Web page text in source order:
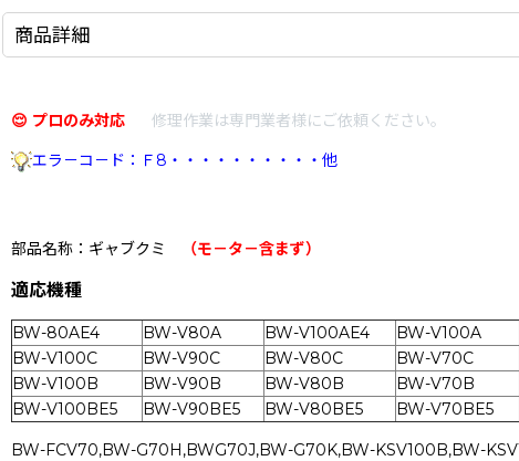
商品詳細
😌 プロのみ対応 修理作業は専門業者様にご依頼ください。
エラ－コ－ド：Ｆ8・・・・・・・・・・他
部品名称：ギャブクミ （モ－タ－含まず）
適応機種
BW-80AE4 BW-V80A BW-V100AE4
BW-V100A
BW-V100C
BW-V90C BW-V80C
BW-V70C
BW-V100B
BW-V90B BW-V80B
BW-V70B
BW-V100BE5
BW-V90BE5 BW-V80BE5 BW-V70BE5
BW-FCV70,BW-G70H,BWG70J,BW-G70K,BW-KSV100B,BW-